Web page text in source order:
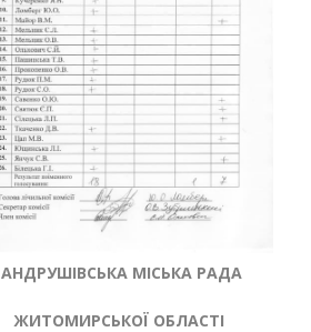
АНДРУШІВСЬКА МІСЬКА РАДА
ЖИТОМИРСЬКОЇ ОБЛАСТІ